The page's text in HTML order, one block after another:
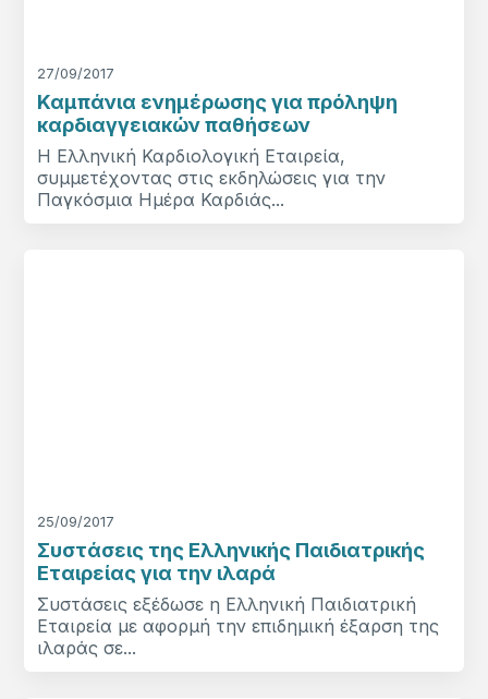
27/09/2017
Καμπάνια ενημέρωσης για πρόληψη
καρδιαγγειακών παθήσεων
Η Ελληνική Καρδιολογική Εταιρεία,
συμμετέχοντας στις εκδηλώσεις για την
Παγκόσμια Ημέρα Καρδιάς...
25/09/2017
Συστάσεις της Ελληνικής Παιδιατρικής
Εταιρείας για την ιλαρά
Συστάσεις εξέδωσε η Ελληνική Παιδιατρική
Εταιρεία με αφορμή την επιδημική έξαρση της
ιλαράς σε...